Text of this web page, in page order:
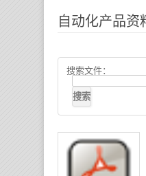
自动化产品资
搜索文件：